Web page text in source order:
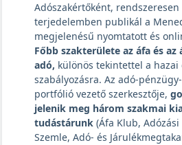
Adószakértőként,
terjedelemben publikál a
megjelenésű nyomtatott és
Főbb szakterülete az áfa és
adó, különös tekintettel a hazai
szabályozásra. Az adó-
portfólió vezető szerkesztője,
jelenik meg három szakmai
tudástárunk (Áfa Klub,
Szemle, Adó- és